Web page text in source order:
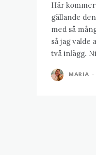
Här
gällande
med så
så jag valde
två inlägg.
MARIA -